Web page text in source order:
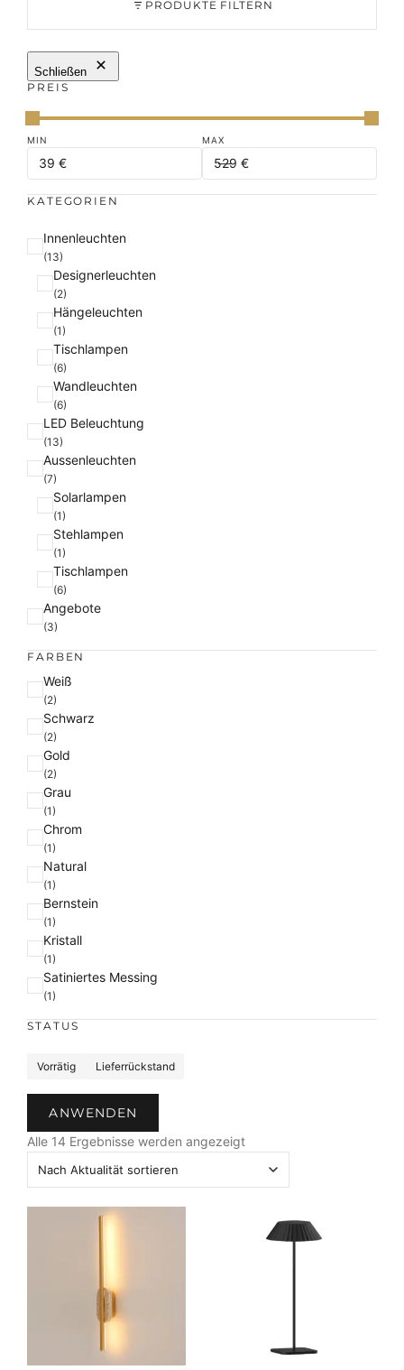
PRODUKTE FILTERN
Schließen
PREIS
KATEGORIEN
K
a
Innenleuchten
(13)
Designerleuchten
(2)
Hängeleuchten
(1)
Tischlampen
(6)
Wandleuchten
(6)
LED Beleuchtung
(13)
Aussenleuchten
(7)
Solarlampen
(1)
Stehlampen
(1)
Tischlampen
(6)
Angebote
(3)
FARBEN
F
a
r
b
e
Weiß
(2)
Schwarz
(2)
Gold
(2)
Grau
(1)
Chrom
(1)
Natural
(1)
Bernstein
(1)
Kristall
(1)
Satiniertes Messing
(1)
STATUS
u
Vorrätig Lieferrückstand
ANWENDEN
Alle 14 Ergebnisse werden angezeigtN